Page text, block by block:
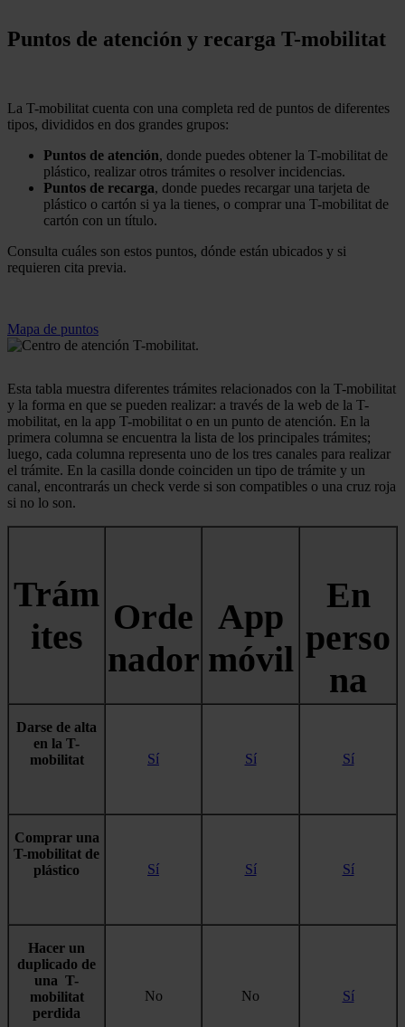
Puntos de atención y recarga T-mobilitat
La T-mobilitat cuenta con una completa red de puntos de diferentes
tipos, divididos en dos grandes grupos:
Puntos de atención, donde puedes obtener la T-mobilitat de
plástico, realizar otros trámites o resolver incidencias.
Puntos de recarga, donde puedes recargar una tarjeta de
plástico o cartón si ya la tienes, o comprar una T-mobilitat de
cartón con un título.
Consulta cuáles son estos puntos, dónde están ubicados y si
requieren cita previa.
Mapa de puntos
Esta tabla muestra diferentes trámites relacionados con la T-mobilitat
y la forma en que se pueden realizar: a través de la web de la T-
mobilitat, en la app T-mobilitat o en un punto de atención. En la
primera columna se encuentra la lista de los principales trámites;
luego, cada columna representa uno de los tres canales para realizar
el trámite. En la casilla donde coinciden un tipo de trámite y un
canal, encontrarás un check verde si son compatibles o una cruz roja
si no lo son.
Trám
ites
Orde
nador
App
móvil
En
perso
na
Darse de alta
en la T-
mobilitat
Sí Sí Sí
Comprar una
T-mobilitat de
plástico
Sí Sí Sí
Hacer un
duplicado de
una T-
mobilitat
perdida
No No Sí